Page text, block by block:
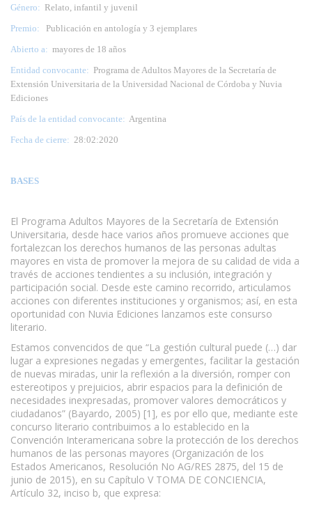
Género: Relato, infantil y juvenil
Premio:
Publicación en antología y 3 ejemplares
Abierto a: mayores de 18 años
Entidad convocante: Programa de Adultos Mayores de la Secretaría de
Extensión Universitaria de la Universidad Nacional de Córdoba y Nuvia
Ediciones
País de la entidad convocante: Argentina
Fecha de cierre: 28:02:2020
BASES
El Programa Adultos Mayores de la Secretaría de Extensión
Universitaria, desde hace varios años promueve acciones que
fortalezcan los derechos humanos de las personas adultas
mayores en vista de promover la mejora de su calidad de vida a
través de acciones tendientes a su inclusión, integración y
participación social. Desde este camino recorrido, articulamos
acciones con diferentes instituciones y organismos; así, en esta
oportunidad con Nuvia Ediciones lanzamos este consurso
literario.
Estamos convencidos de que “La gestión cultural puede (…) dar
lugar a expresiones negadas y emergentes, facilitar la gestación
de nuevas miradas, unir la reflexión a la diversión, romper con
estereotipos y prejuicios, abrir espacios para la definición de
necesidades inexpresadas, promover valores democráticos y
ciudadanos” (Bayardo, 2005) [1], es por ello que, mediante este
concurso literario contribuimos a lo establecido en la
Convención Interamericana sobre la protección de los derechos
humanos de las personas mayores (Organización de los
Estados Americanos, Resolución No AG/RES 2875, del 15 de
junio de 2015), en su Capítulo V TOMA DE CONCIENCIA,
Artículo 32, inciso b, que expresa: